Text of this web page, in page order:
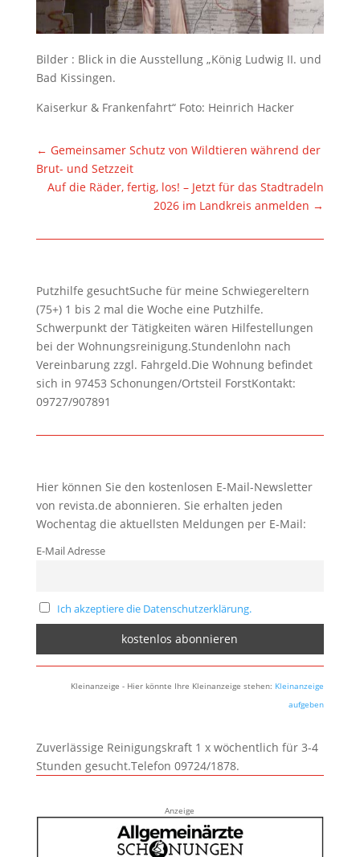
Bilder : Blick in die Ausstellung „König Ludwig II. und
Bad Kissingen.
Kaiserkur & Frankenfahrt“ Foto: Heinrich Hacker
← Gemeinsamer Schutz von Wildtieren während der
Brut- und Setzzeit
Auf die Räder, fertig, los! – Jetzt für das Stadtradeln
2026 im Landkreis anmelden →
Putzhilfe gesuchtSuche für meine Schwiegereltern
(75+) 1 bis 2 mal die Woche eine Putzhilfe.
Schwerpunkt der Tätigkeiten wären Hilfestellungen
bei der Wohnungsreinigung.Stundenlohn nach
Vereinbarung zzgl. Fahrgeld.Die Wohnung befindet
sich in 97453 Schonungen/Ortsteil ForstKontakt:
09727/907891
Hier können Sie den kostenlosen E-Mail-Newsletter
von revista.de abonnieren. Sie erhalten jeden
Wochentag die aktuellsten Meldungen per E-Mail:
E-Mail Adresse
Ich akzeptiere die Datenschutzerklärung.
Kleinanzeige - Hier könnte Ihre Kleinanzeige stehen: Kleinanzeige
aufgeben
Zuverlässige Reinigungskraft 1 x wöchentlich für 3-4
Stunden gesucht.Telefon 09724/1878.
Anzeige